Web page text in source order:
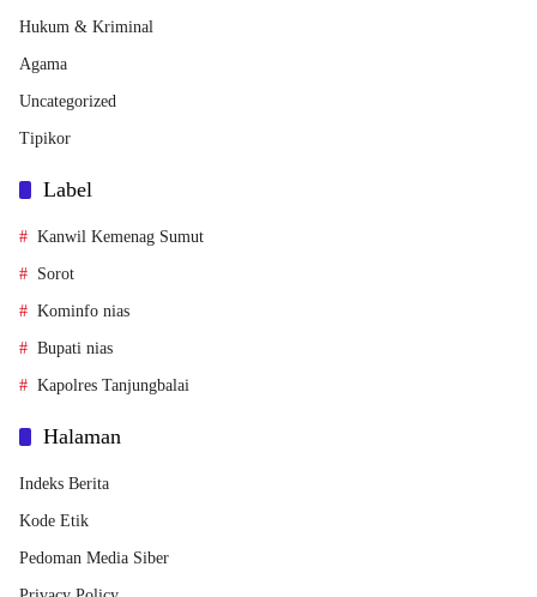
Hukum & Kriminal
Agama
Uncategorized
Tipikor
Label
Kanwil Kemenag Sumut
Sorot
Kominfo nias
Bupati nias
Kapolres Tanjungbalai
Halaman
Indeks Berita
Kode Etik
Pedoman Media Siber